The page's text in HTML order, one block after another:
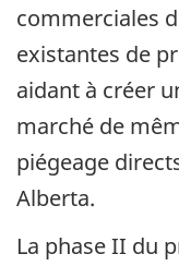
commerciales
existantes de
aidant à créer
marché de
piégeage
Alberta.
La phase II du